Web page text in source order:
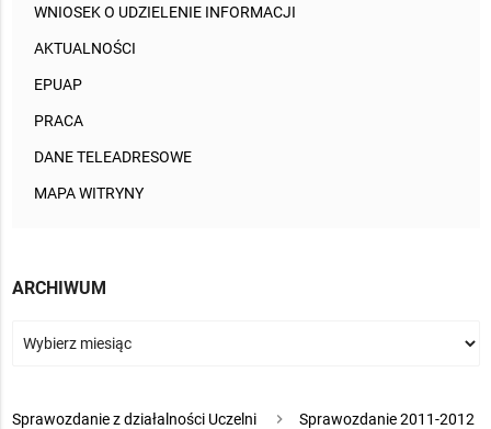
WNIOSEK O UDZIELENIE INFORMACJI
AKTUALNOŚCI
EPUAP
PRACA
DANE TELEADRESOWE
MAPA WITRYNY
ARCHIWUM
Sprawozdanie z działalności Uczelni> Sprawozdanie 2011-2012